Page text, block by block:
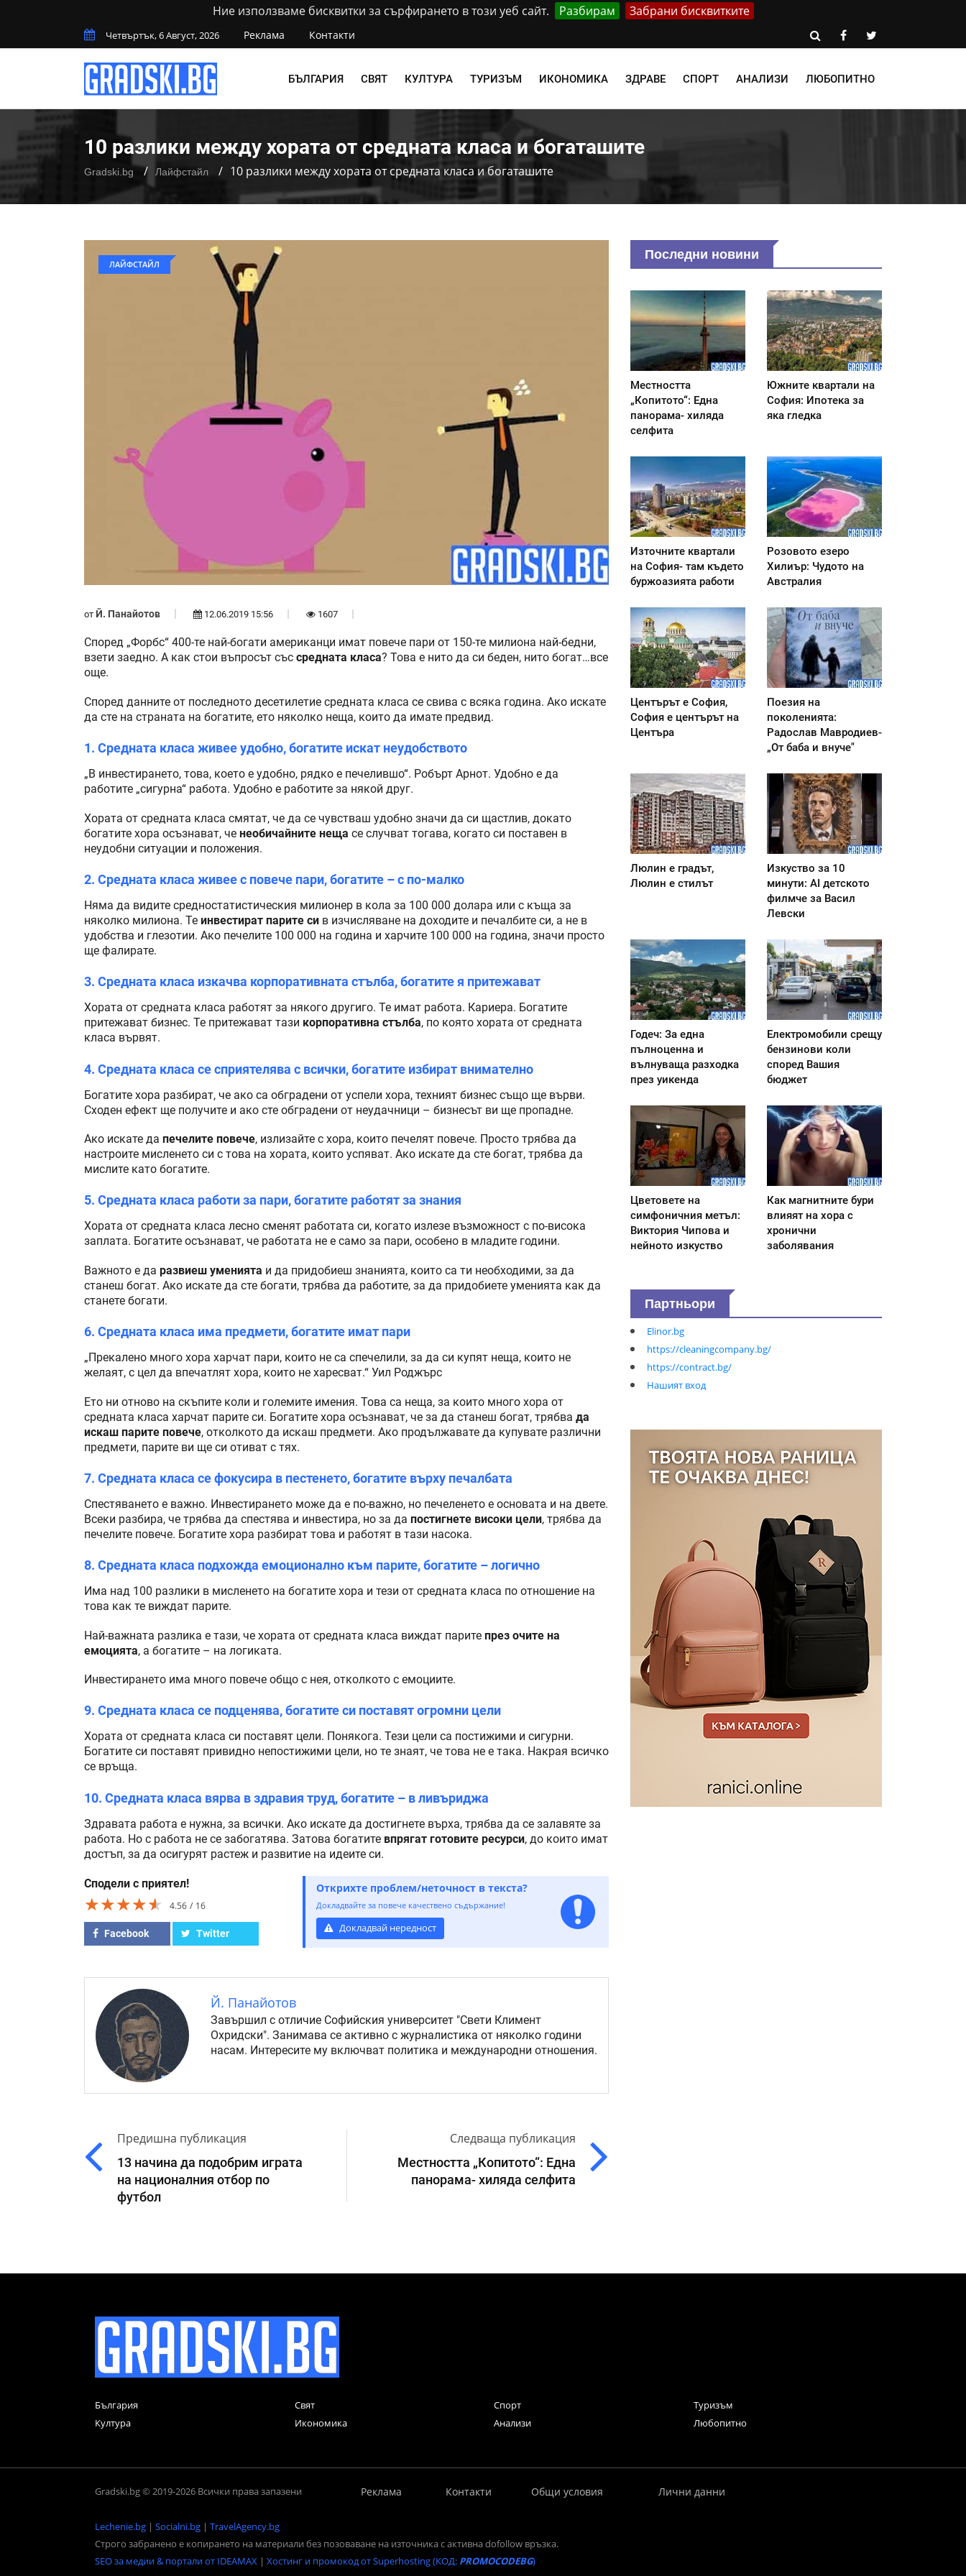
Ние използваме бисквитки за сърфирането в този уеб сайт. Разбирам Забрани бисквитките
Четвъртък, 6 Август, 2026 Реклама Контакти
БЪЛГАРИЯ СВЯТ КУЛТУРА ТУРИЗЪМ ИКОНОМИКА ЗДРАВЕ СПОРТ АНАЛИЗИ ЛЮБОПИТНО
10 разлики между хората от средната класа и богаташите
Gradski.bg Лайфстайл 10 разлики между хората от средната класа и богаташите
ЛАЙФСТАЙЛ
от Й. Панайотов 12.06.2019 15:56 1607
Според „Форбс“ 400-те най-богати американци имат повече пари от 150-те милиона най-бедни,
взети заедно. А как стои въпросът със средната класа? Това е нито да си беден, нито богат…все
още.
Според данните от последното десетилетие средната класа се свива с всяка година. Ако искате
да сте на страната на богатите, ето няколко неща, които да имате предвид.
1. Средната класа живее удобно, богатите искат неудобството
„В инвестирането, това, което е удобно, рядко е печелившо“. Робърт Арнот. Удобно е да
работите „сигурна“ работа. Удобно е работите за някой друг.
Хората от средната класа смятат, че да се чувстваш удобно значи да си щастлив, докато
богатите хора осъзнават, че необичайните неща се случват тогава, когато си поставен в
неудобни ситуации и положения.
2. Средната класа живее с повече пари, богатите – с по-малко
Няма да видите средностатистическия милионер в кола за 100 000 долара или с къща за
няколко милиона. Те инвестират парите си в изчисляване на доходите и печалбите си, а не в
удобства и глезотии. Ако печелите 100 000 на година и харчите 100 000 на година, значи просто
ще фалирате.
3. Средната класа изкачва корпоративната стълба, богатите я притежават
Хората от средната класа работят за някого другиго. Те имат работа. Кариера. Богатите
притежават бизнес. Те притежават тази корпоративна стълба, по която хората от средната
класа вървят.
4. Средната класа се сприятелява с всички, богатите избират внимателно
Богатите хора разбират, че ако са обградени от успели хора, техният бизнес също ще върви.
Сходен ефект ще получите и ако сте обградени от неудачници – бизнесът ви ще пропадне.
Ако искате да печелите повече, излизайте с хора, които печелят повече. Просто трябва да
настроите мисленето си с това на хората, които успяват. Ако искате да сте богат, трябва да
мислите като богатите.
5. Средната класа работи за пари, богатите работят за знания
Хората от средната класа лесно сменят работата си, когато излезе възможност с по-висока
заплата. Богатите осъзнават, че работата не е само за пари, особено в младите години.
Важното е да развиеш уменията и да придобиеш знанията, които са ти необходими, за да
станеш богат. Ако искате да сте богати, трябва да работите, за да придобиете уменията как да
станете богати.
6. Средната класа има предмети, богатите имат пари
„Прекалено много хора харчат пари, които не са спечелили, за да си купят неща, които не
желаят, с цел да впечатлят хора, които не харесват.“ Уил Роджърс
Ето ни отново на скъпите коли и големите имения. Това са неща, за които много хора от
средната класа харчат парите си. Богатите хора осъзнават, че за да станеш богат, трябва да
искаш парите повече, отколкото да искаш предмети. Ако продължавате да купувате различни
предмети, парите ви ще си отиват с тях.
7. Средната класа се фокусира в пестенето, богатите върху печалбата
Спестяването е важно. Инвестирането може да е по-важно, но печеленето е основата и на двете.
Всеки разбира, че трябва да спестява и инвестира, но за да постигнете високи цели, трябва да
печелите повече. Богатите хора разбират това и работят в тази насока.
8. Средната класа подхожда емоционално към парите, богатите – логично
Има над 100 разлики в мисленето на богатите хора и тези от средната класа по отношение на
това как те виждат парите.
Най-важната разлика е тази, че хората от средната класа виждат парите през очите на
емоцията, а богатите – на логиката.
Инвестирането има много повече общо с нея, отколкото с емоциите.
9. Средната класа се подценява, богатите си поставят огромни цели
Хората от средната класа си поставят цели. Понякога. Тези цели са постижими и сигурни.
Богатите си поставят привидно непостижими цели, но те знаят, че това не е така. Накрая всичко
се връща.
10. Средната класа вярва в здравия труд, богатите – в ливъриджа
Здравата работа е нужна, за всички. Ако искате да достигнете върха, трябва да се залавяте за
работа. Но с работа не се забогатява. Затова богатите впрягат готовите ресурси, до които имат
достъп, за да осигурят растеж и развитие на идеите си.
Сподели с приятел!
★★★★★
★★★★★
★★★★★ 4.56 16
Facebook Twitter
Открихте проблем/неточност в текста?
Докладвайте за повече качествено съдържание!
Докладвай нередност
Й. Панайотов
Завършил с отличие Софийския университет "Свети Климент
Охридски". Занимава се активно с журналистика от няколко години
насам. Интересите му включват политика и международни отношения.
Предишна публикация
13 начина да подобрим играта
на националния отбор по
футбол
Следваща публикация
Местността „Копитото“: Една
панорама- хиляда селфита
Последни новини
Местността
„Копитото“: Една
панорама- хиляда
селфита
Южните квартали на
София: Ипотека за
яка гледка
Източните квартали
на София- там където
буржоазията работи
Розовото езеро
Хилиър: Чудото на
Австралия
Центърът е София,
София е центърът на
Центъра
Поезия на
поколенията:
Радослав Мавродиев-
„От баба и внуче"
Люлин е градът,
Люлин е стилът
Изкуство за 10
минути: AI детското
филмче за Васил
Левски
Годеч: За една
пълноценна и
вълнуваща разходка
през уикенда
Електромобили срещу
бензинови коли
според Вашия
бюджет
Цветовете на
симфоничния метъл:
Виктория Чипова и
нейното изкуство
Как магнитните бури
влияят на хора с
хронични
заболявания
Партньори
Elinor.bg
https://cleaningcompany.bg/
https://contract.bg/
Нашият вход
България Свят Спорт
Туризъм
Култура
Икономика Анализи Любопитно
Gradski.bg © 2019-2026 Всички права запазени Реклама Контакти Общи условия Лични данни
Lechenie.bg | Socialni.bg | TravelAgency.bg
Строго забранено е копирането на материали без позоваване на източника с активна dofollow връзка.
SEO за медии & портали от IDEAMAX | Хостинг и промокод от Superhosting (КОД: PROMOCODEBG)